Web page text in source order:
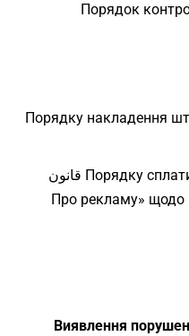
Порядок
Порядку накладення
Порядку قانون
«Про рекламу»
Виявлення